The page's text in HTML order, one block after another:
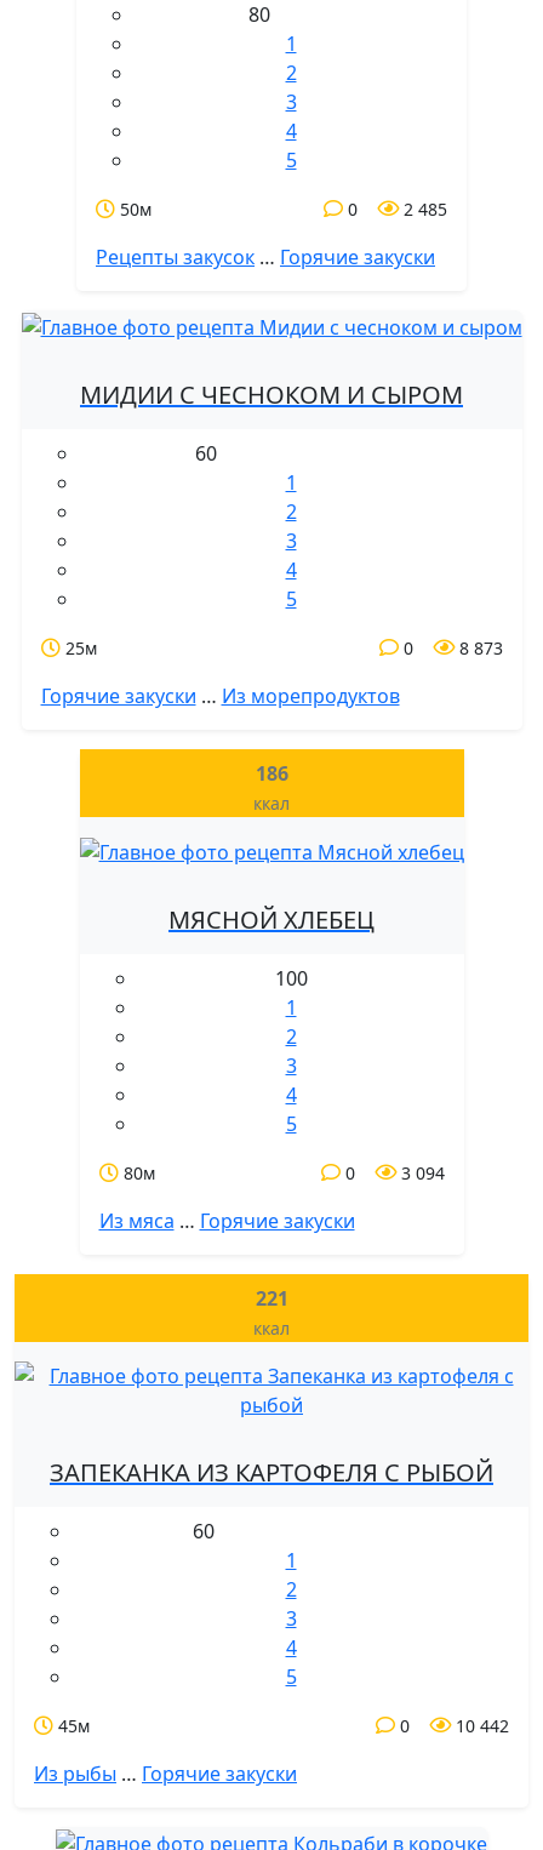
80
1
2
3
4
5
50м 2 485
0
Рецепты закусок … Горячие закуски
МИДИИ С ЧЕСНОКОМ И СЫРОМ
60
1
2
3
4
5
25м 8 873
0
Горячие закуски … Из морепродуктов
186
ккал
МЯСНОЙ ХЛЕБЕЦ
100
1
2
3
4
5
80м 3 094
0
Из мяса … Горячие закуски
221
ккал
ЗАПЕКАНКА ИЗ КАРТОФЕЛЯ С РЫБОЙ
60
1
2
3
4
5
45м 10 442
0
Из рыбы … Горячие закуски